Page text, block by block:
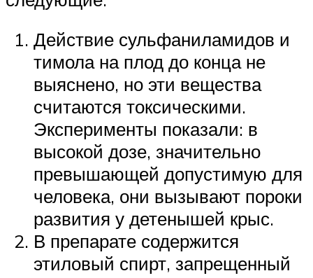
Действие сульфаниламидов и
тимола на плод до конца не
выяснено, но эти вещества
считаются токсическими.
Эксперименты показали: в
высокой дозе, значительно
превышающей допустимую для
человека, они вызывают пороки
развития у детенышей крыс.
В препарате содержится
этиловый спирт, запрещенный